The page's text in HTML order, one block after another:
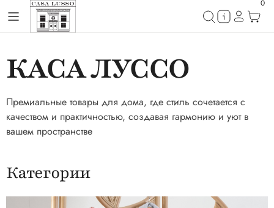
0
КАСА ЛУССО
Премиальные товары для дома, где стиль сочетается с
качеством и практичностью, создавая гармонию и уют в
вашем пространстве
Категории